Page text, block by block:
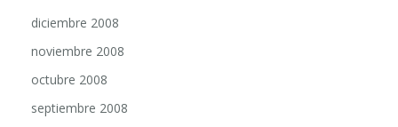
diciembre 2008
noviembre 2008
octubre 2008
septiembre 2008